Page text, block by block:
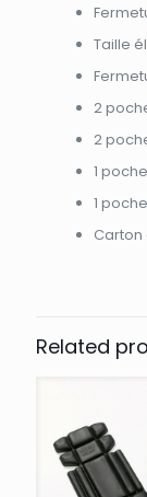
Taille
2
2
1
1
Carton
Related